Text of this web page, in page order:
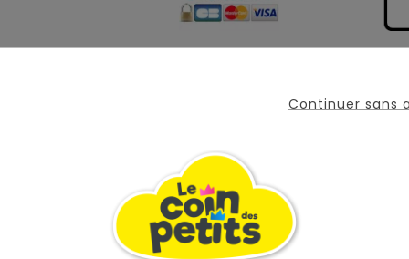
Continuer sans
bébé du soleil en voiture.
à leur ventouse sur les vitres de votre véhicule,